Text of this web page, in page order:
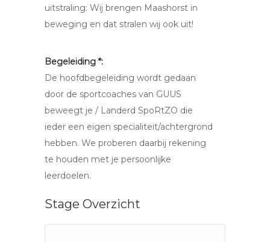
uitstraling: Wij brengen Maashorst in
beweging en dat stralen wij ook uit!
Begeleiding *:
De hoofdbegeleiding wordt gedaan
door de sportcoaches van GUUS
beweegt je / Landerd SpoRtZO die
ieder een eigen specialiteit/achtergrond
hebben. We proberen daarbij rekening
te houden met je persoonlijke
leerdoelen.
Stage Overzicht